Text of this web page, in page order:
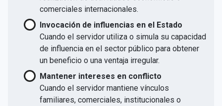
comerciales internacionales.
Invocación de influencias en el Estado
Cuando el servidor utiliza o simula su capacidad
de influencia en el sector público para obtener
un beneficio o una ventaja irregular.
Mantener intereses en conflicto
Cuando el servidor mantiene vínculos
familiares, comerciales, institucionales o